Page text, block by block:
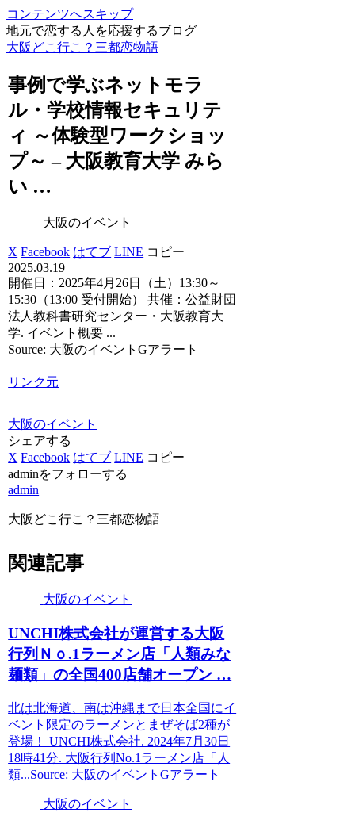
コンテンツへスキップ
地元で恋する人を応援するブログ
大阪どこ行こ？三都恋物語
事例で学ぶネットモラ
ル・学校情報セキュリテ
ィ ～体験型ワークショッ
プ～ – 大阪教育大学 みら
い …
大阪のイベント
X Facebook はてブ LINE コピー
2025.03.19
開催日：2025年4月26日（土）13:30～
15:30（13:00 受付開始） 共催：公益財団
法人教科書研究センター・大阪教育大
学. イベント概要 ...
Source: 大阪のイベントGアラート
リンク元
大阪のイベント
シェアする
X Facebook はてブ LINE コピー
adminをフォローする
admin
大阪どこ行こ？三都恋物語
関連記事
大阪のイベント
UNCHI株式会社が運営する大阪
行列Ｎｏ.1ラーメン店「人類みな
麺類」の全国400店舗オープン …
北は北海道、南は沖縄まで日本全国にイ
ベント限定のラーメンとまぜそば2種が
登場！ UNCHI株式会社. 2024年7月30日
18時41分. 大阪行列No.1ラーメン店「人
類...Source: 大阪のイベントGアラート
大阪のイベント